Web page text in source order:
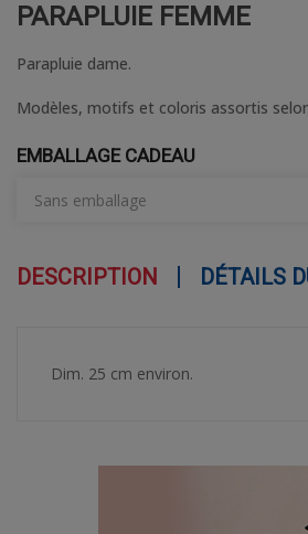
PARAPLUIE FEMME
Parapluie dame.
Modèles, motifs et coloris assortis
EMBALLAGE CADEAU
DESCRIPTION DÉTAILS
Dim. 25 cm environ.